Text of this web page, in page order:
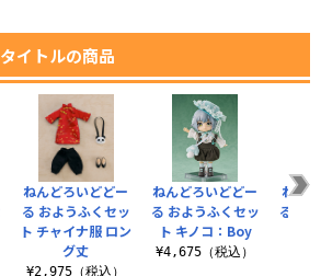
イトルの商品
ねんどろいどどー
る おようふくセッ
ト チャイナ服 ロン
グ丈
¥2,975（税込）
ねんどろいどどー
る おようふくセッ
ト キノコ：Boy
¥4,675（税込）
ねん
る か